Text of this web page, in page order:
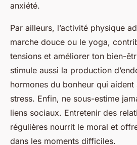
anxiété.
Par ailleurs, l’activité physique
marche douce ou le yoga,
tensions et améliorer ton bien-
stimule aussi la production
hormones du bonheur qui
stress. Enfin, ne sous-estime
liens sociaux. Entretenir des
régulières nourrit le moral et
dans les moments difficiles.